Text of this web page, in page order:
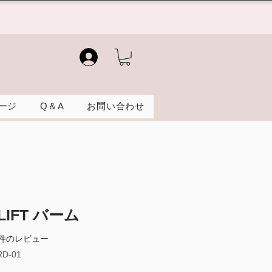
ジ Q＆A お問い合わせ
バーム
に基づき、5つ星中4.0です。
のレビュー
01